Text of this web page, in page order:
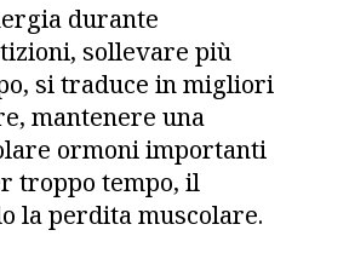
durante
sollevare più
si traduce in migliori
mantenere una
ormoni importanti
troppo tempo, il
la perdita muscolare.